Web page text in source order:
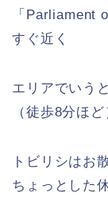
「Parliament
すぐ近く
エリアでいう
（徒歩8分ほど
トビリシはお
ちょっとした